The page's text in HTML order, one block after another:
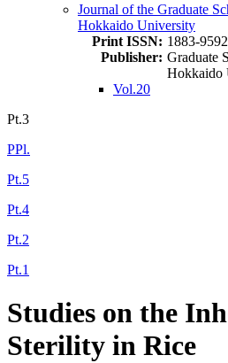
Journal of the Graduate
Hokkaido University
Print ISSN: 1883-9592
Publisher: Graduate
Hokkaido
Vol.20
Pt.3
PPl.
Pt.5
Pt.4
Pt.2
Pt.1
Studies on the
Sterility in Rice